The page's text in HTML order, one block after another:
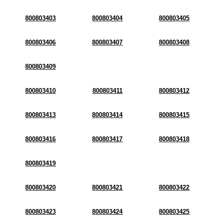
800803403 800803404 800803405
800803406 800803407 800803408
800803409
800803410 800803411 800803412
800803413 800803414 800803415
800803416 800803417 800803418
800803419
800803420 800803421 800803422
800803423 800803424 800803425